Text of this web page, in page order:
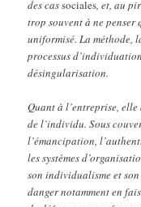
des cassociales , et, au
trop souvent à ne penser
uniformisé. La méthode,
processus
désingularisation.
Quant à l’entreprise,
de l’individu. Sous
l’émancipation,
les systèmes
son individualisme et
danger notamment en